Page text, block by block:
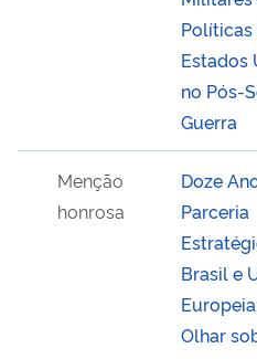
Estados
no Pós-
Guerra
Menção
honrosa
Doze
Parceria
Brasil e
Olhar